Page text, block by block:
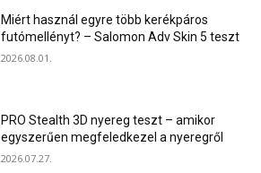
Miért használ egyre több kerékpáros
futómellényt? – Salomon Adv Skin 5 teszt
2026.08.01.
PRO Stealth 3D nyereg teszt – amikor
egyszerűen megfeledkezel a nyeregről
2026.07.27.